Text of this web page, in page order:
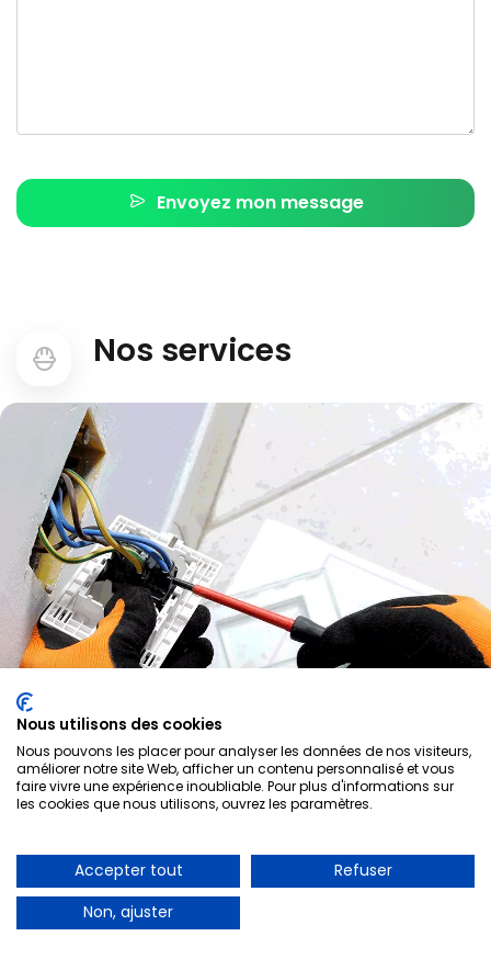
Envoyez mon message
Nos services
Electricien
Nous utilisons des cookies
Nous pouvons les placer pour analyser les données de nos visiteurs,
améliorer notre site Web, afficher un contenu personnalisé et vous
faire vivre une expérience inoubliable. Pour plus d'informations sur
les cookies que nous utilisons, ouvrez les paramètres.
Accepter tout
Refuser
Non, ajuster